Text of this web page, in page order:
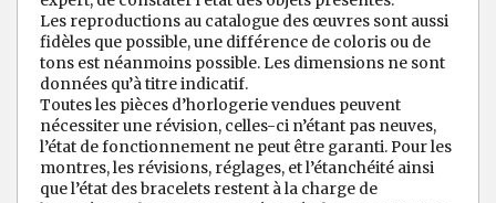
Les reproductions au catalogue des œuvres sont aussi
fidèles que possible, une différence de coloris ou de
tons est néanmoins possible. Les dimensions ne sont
données qu’à titre indicatif.
Toutes les pièces d’horlogerie vendues peuvent
nécessiter une révision, celles-ci n’étant pas neuves,
l’état de fonctionnement ne peut être garanti. Pour les
montres, les révisions, réglages, et l’étanchéité ainsi
que l’état des bracelets restent à la charge de